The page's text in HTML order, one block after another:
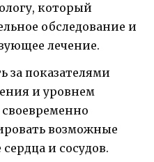
который
обследование и
лечение.
за показателями
и уровнем
возможные
и сосудов.